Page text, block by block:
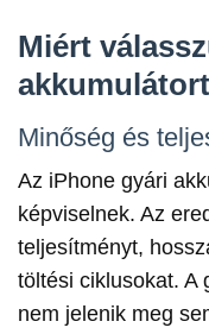
Miért
Minőség és
Az iPhone gyári
képviselnek. Az
teljesítményt,
töltési ciklusokat. A
nem jelenik meg